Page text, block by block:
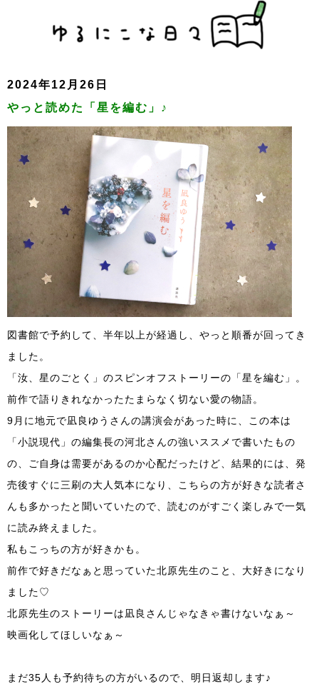
2024年12月26日
やっと読めた「星を編む」♪
図書館で予約して、半年以上が経過し、やっと順番が回ってき
ました。
「汝、星のごとく」のスピンオフストーリーの「星を編む」。
前作で語りきれなかったたまらなく切ない愛の物語。
9月に地元で凪良ゆうさんの講演会があった時に、この本は
「小説現代」の編集長の河北さんの強いススメで書いたもの
の、ご自身は需要があるのか心配だったけど、結果的には、発
売後すぐに三刷の大人気本になり、こちらの方が好きな読者さ
んも多かったと聞いていたので、読むのがすごく楽しみで一気
に読み終えました。
私もこっちの方が好きかも。
前作で好きだなぁと思っていた北原先生のこと、大好きになり
ました♡
北原先生のストーリーは凪良さんじゃなきゃ書けないなぁ～
映画化してほしいなぁ～
まだ35人も予約待ちの方がいるので、明日返却します♪